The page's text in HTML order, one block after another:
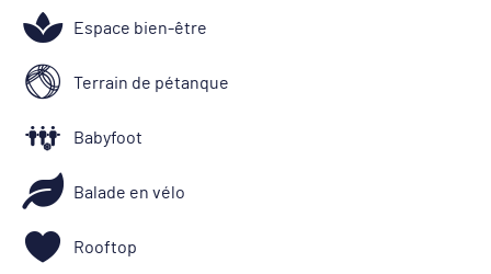
Espace bien-être
Terrain de pétanque
Babyfoot
Balade en vélo
Rooftop